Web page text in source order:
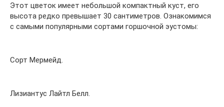
Этот цветок имеет небольшой компактный куст, его
высота редко превышает 30 сантиметров. Ознакомимся
с самыми популярными сортами горшочной эустомы:
Сорт Мермейд.
Лизиантус Лайтл Белл.